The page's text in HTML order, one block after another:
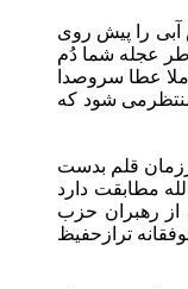
آبی را پیش روی
عجله شما دُم
عطا سروصدا
شود که
قلم بدست
مطابقت دارد
رهبران حزب
ترازحفیظ